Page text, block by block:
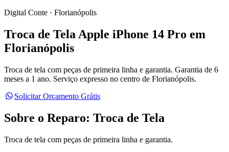
Digital Conte · Florianópolis
Troca de Tela Apple iPhone 14 Pro em
Florianópolis
Troca de tela com peças de primeira linha e garantia. Garantia de 6
meses a 1 ano. Serviço expresso no centro de Florianópolis.
Solicitar Orçamento Grátis
Sobre o Reparo: Troca de Tela
Troca de tela com peças de primeira linha e garantia.